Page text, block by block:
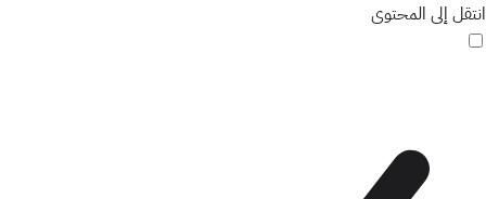
انتقل إلى المحتوى